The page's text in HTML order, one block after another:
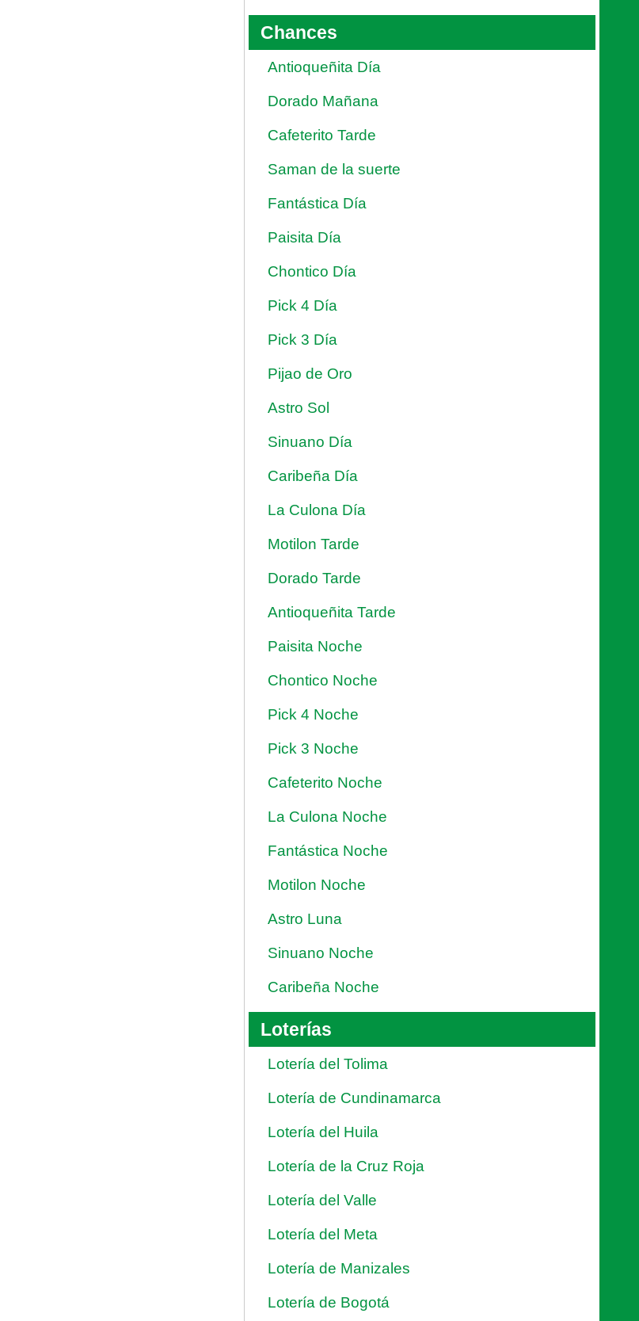
Chances
Antioqueñita Día
Dorado Mañana
Cafeterito Tarde
Saman de la suerte
Fantástica Día
Paisita Día
Chontico Día
Pick 4 Día
Pick 3 Día
Pijao de Oro
Astro Sol
Sinuano Día
Caribeña Día
La Culona Día
Motilon Tarde
Dorado Tarde
Antioqueñita Tarde
Paisita Noche
Chontico Noche
Pick 4 Noche
Pick 3 Noche
Cafeterito Noche
La Culona Noche
Fantástica Noche
Motilon Noche
Astro Luna
Sinuano Noche
Caribeña Noche
Loterías
Lotería del Tolima
Lotería de Cundinamarca
Lotería del Huila
Lotería de la Cruz Roja
Lotería del Valle
Lotería del Meta
Lotería de Manizales
Lotería de Bogotá